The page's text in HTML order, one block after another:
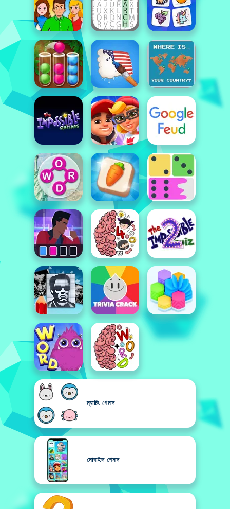
ম্যাচিং গেমস
মোবাইল গেমস